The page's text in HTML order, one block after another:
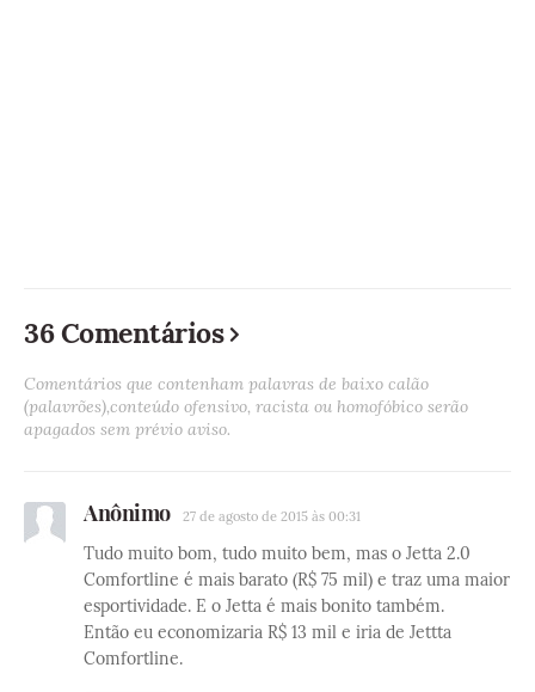
36 Comentários
Comentários que contenham palavras de baixo calão
(palavrões),conteúdo ofensivo, racista ou homofóbico serão
apagados sem prévio aviso.
Anônimo 27 de agosto de 2015 às 00:31
Tudo muito bom, tudo muito bem, mas o Jetta 2.0
Comfortline é mais barato (R$ 75 mil) e traz uma maior
esportividade. E o Jetta é mais bonito também.
Então eu economizaria R$ 13 mil e iria de Jettta
Comfortline.